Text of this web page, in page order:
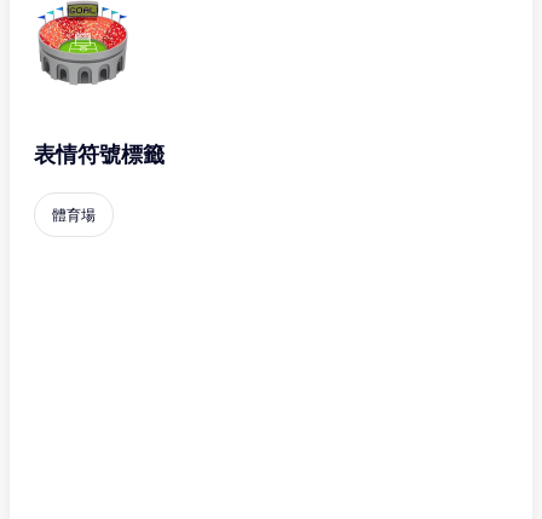
表情符號標籤
體育場